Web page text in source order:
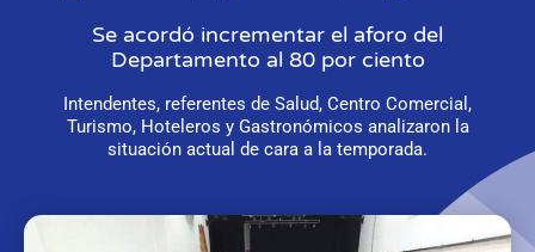
Se acordó incrementar el aforo del
Departamento al 80 por ciento
Intendentes, referentes de Salud, Centro Comercial,
Turismo, Hoteleros y Gastronómicos analizaron la
situación actual de cara a la temporada.